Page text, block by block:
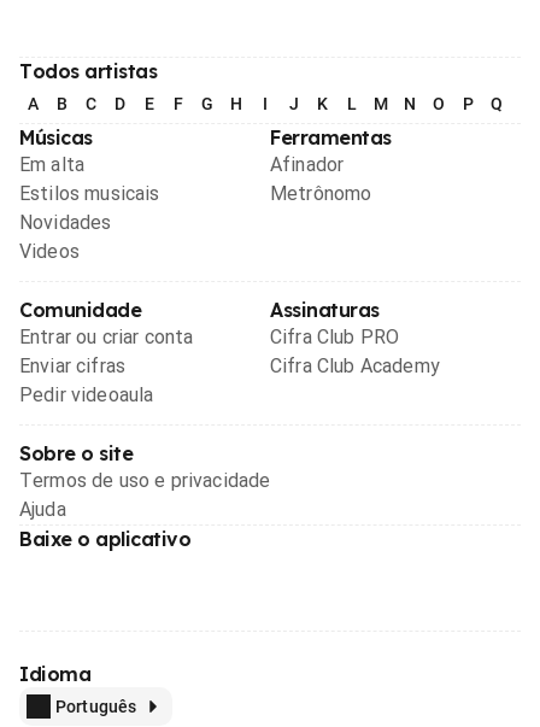
Todos artistas
A B C D E F G H I J K L M N O P Q
Músicas
Em alta
Estilos musicais
Novidades
Videos
Ferramentas
Afinador
Metrônomo
Comunidade
Entrar ou criar conta
Enviar cifras
Pedir videoaula
Assinaturas
Cifra Club PRO
Cifra Club Academy
Sobre o site
Termos de uso e privacidade
Ajuda
Baixe o aplicativo
Idioma
Português